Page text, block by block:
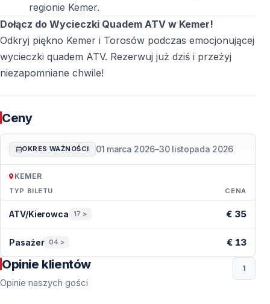
regionie Kemer.
Dołącz do Wycieczki Quadem ATV w Kemer!
Odkryj piękno Kemer i Torosów podczas emocjonującej
wycieczki quadem ATV. Rezerwuj już dziś i przeżyj
niezapomniane chwile!
Ceny
OKRES WAŻNOŚCI 01 marca 2026–30 listopada 2026
KEMER
TYP BILETU CENA
ATV/Kierowca 17 > € 35
Pasażer 04 > € 13
Opinie klientów
Opinie naszych gości
1